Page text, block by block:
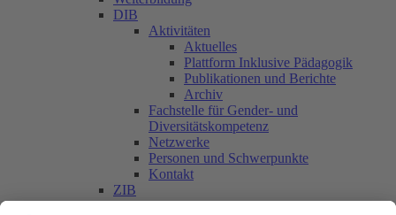
DIB
Aktivitäten
Aktuelles
Plattform Inklusive Pädagogik
Publikationen und Berichte
Archiv
Fachstelle für Gender- und
Diversitätskompetenz
Netzwerke
Personen und Schwerpunkte
Kontakt
ZIB
Päd. Praktische Studien